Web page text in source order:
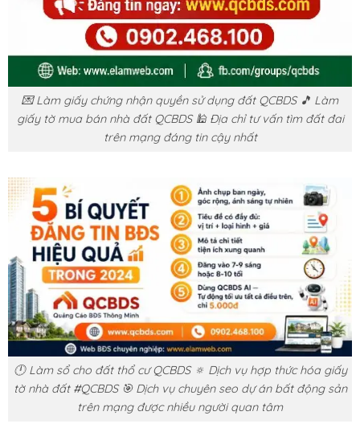
💌 Làm giấy chứng nhận quyền sử dụng đất QCBDS 🎵 Làm
giấy tờ mua bán nhà đất QCBDS 🕌 Địa chỉ tư vấn tìm đất đai
trên mạng đáng tin cậy nhất
🕛 Làm sổ cho đất thổ cư QCBDS 🔅 Dịch vụ hợp thức hóa giấy
tờ nhà đất #QCBDS 🎯 Dịch vụ chuyên seo dự án bất động sản
trên mạng được nhiều người quan tâm